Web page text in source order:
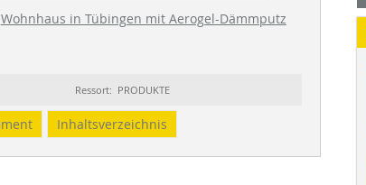
Wohnhaus in Tübingen mit Aerogel-Dämmputz
Ressort: PRODUKTE
Inhaltsverzeichnis